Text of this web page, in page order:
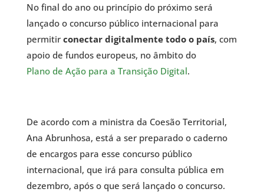
No final do ano ou princípio do próximo será
lançado o concurso público internacional para
permitir conectar digitalmente todo o país, com
apoio de fundos europeus, no âmbito do
Plano de Ação para a Transição Digital.
De acordo com a ministra da Coesão Territorial,
Ana Abrunhosa, está a ser preparado o caderno
de encargos para esse concurso público
internacional, que irá para consulta pública em
dezembro, após o que será lançado o concurso.